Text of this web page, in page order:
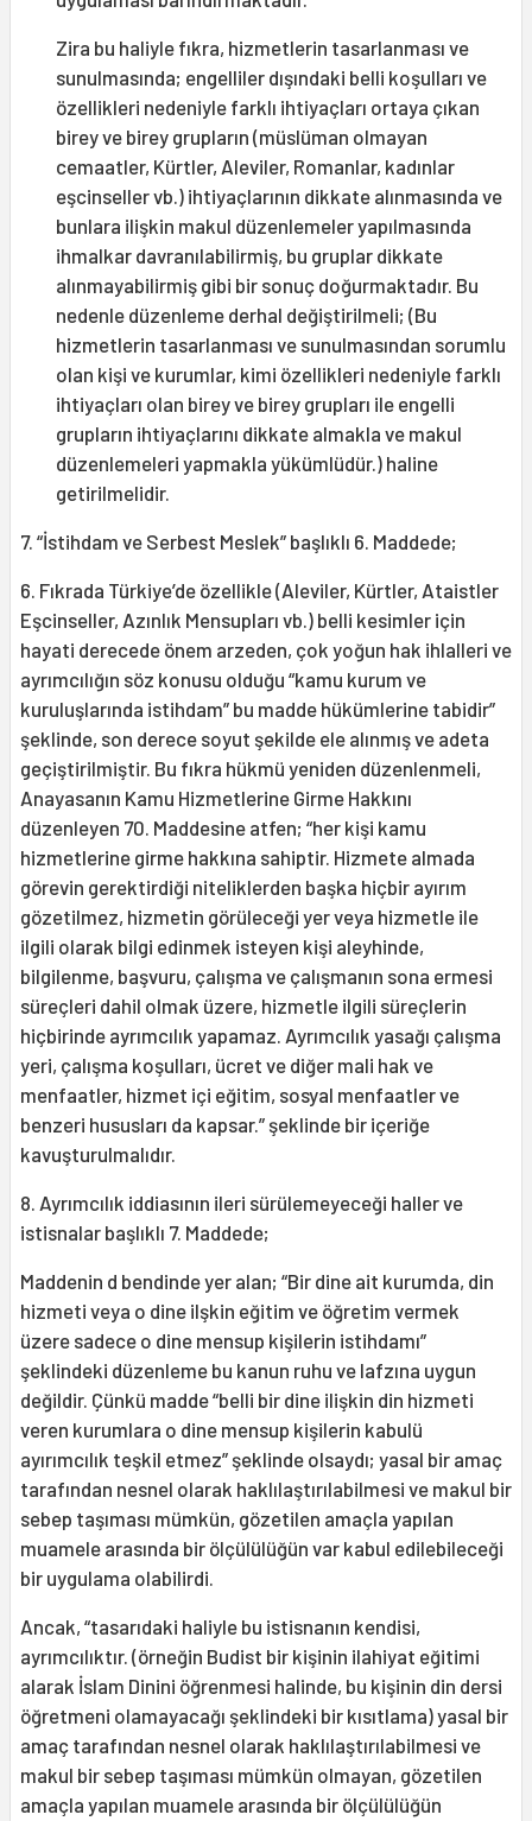
Zira bu haliyle fıkra, hizmetlerin tasarlanması ve
sunulmasında; engelliler dışındaki belli koşulları ve
özellikleri nedeniyle farklı ihtiyaçları ortaya çıkan
birey ve birey grupların (müslüman olmayan
cemaatler, Kürtler, Aleviler, Romanlar, kadınlar
eşcinseller vb.) ihtiyaçlarının dikkate alınmasında ve
bunlara ilişkin makul düzenlemeler yapılmasında
ihmalkar davranılabilirmiş, bu gruplar dikkate
alınmayabilirmiş gibi bir sonuç doğurmaktadır. Bu
nedenle düzenleme derhal değiştirilmeli; (Bu
hizmetlerin tasarlanması ve sunulmasından sorumlu
olan kişi ve kurumlar, kimi özellikleri nedeniyle farklı
ihtiyaçları olan birey ve birey grupları ile engelli
grupların ihtiyaçlarını dikkate almakla ve makul
düzenlemeleri yapmakla yükümlüdür.) haline
getirilmelidir.
7. “İstihdam ve Serbest Meslek” başlıklı 6. Maddede;
6. Fıkrada Türkiye’de özellikle (Aleviler, Kürtler, Ataistler
Eşcinseller, Azınlık Mensupları vb.) belli kesimler için
hayati derecede önem arzeden, çok yoğun hak ihlalleri ve
ayrımcılığın söz konusu olduğu “kamu kurum ve
kuruluşlarında istihdam” bu madde hükümlerine tabidir”
şeklinde, son derece soyut şekilde ele alınmış ve adeta
geçiştirilmiştir. Bu fıkra hükmü yeniden düzenlenmeli,
Anayasanın Kamu Hizmetlerine Girme Hakkını
düzenleyen 70. Maddesine atfen; “her kişi kamu
hizmetlerine girme hakkına sahiptir. Hizmete almada
görevin gerektirdiği niteliklerden başka hiçbir ayırım
gözetilmez, hizmetin görüleceği yer veya hizmetle ile
ilgili olarak bilgi edinmek isteyen kişi aleyhinde,
bilgilenme, başvuru, çalışma ve çalışmanın sona ermesi
süreçleri dahil olmak üzere, hizmetle ilgili süreçlerin
hiçbirinde ayrımcılık yapamaz. Ayrımcılık yasağı çalışma
yeri, çalışma koşulları, ücret ve diğer mali hak ve
menfaatler, hizmet içi eğitim, sosyal menfaatler ve
benzeri hususları da kapsar.” şeklinde bir içeriğe
kavuşturulmalıdır.
8. Ayrımcılık iddiasının ileri sürülemeyeceği haller ve
istisnalar başlıklı 7. Maddede;
Maddenin d bendinde yer alan; “Bir dine ait kurumda, din
hizmeti veya o dine ilşkin eğitim ve öğretim vermek
üzere sadece o dine mensup kişilerin istihdamı”
şeklindeki düzenleme bu kanun ruhu ve lafzına uygun
değildir. Çünkü madde “belli bir dine ilişkin din hizmeti
veren kurumlara o dine mensup kişilerin kabulü
ayırımcılık teşkil etmez” şeklinde olsaydı; yasal bir amaç
tarafından nesnel olarak haklılaştırılabilmesi ve makul bir
sebep taşıması mümkün, gözetilen amaçla yapılan
muamele arasında bir ölçülülüğün var kabul edilebileceği
bir uygulama olabilirdi.
Ancak, “tasarıdaki haliyle bu istisnanın kendisi,
ayrımcılıktır. (örneğin Budist bir kişinin ilahiyat eğitimi
alarak İslam Dinini öğrenmesi halinde, bu kişinin din dersi
öğretmeni olamayacağı şeklindeki bir kısıtlama) yasal bir
amaç tarafından nesnel olarak haklılaştırılabilmesi ve
makul bir sebep taşıması mümkün olmayan, gözetilen
amaçla yapılan muamele arasında bir ölçülülüğün